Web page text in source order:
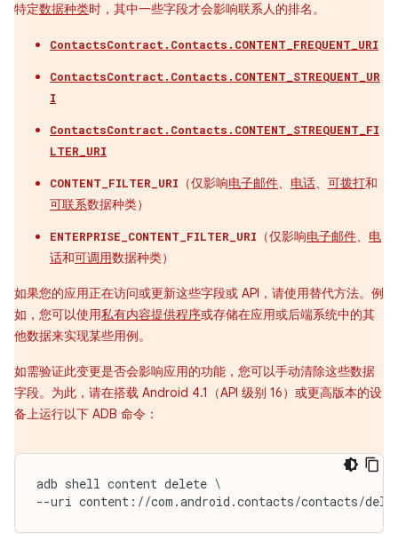
特定数据种类时，其中一些字段才会影响联系人的排名。
ContactsContract.Contacts.CONTENT_FREQUENT_URI
ContactsContract.Contacts.CONTENT_STREQUENT_UR
I
ContactsContract.Contacts.CONTENT_STREQUENT_FI
LTER_URI
CONTENT_FILTER_URI （仅影响电子邮件、 电话、 可拨打和
可联系数据种类）
ENTERPRISE_CONTENT_FILTER_URI （仅影响电子邮件、 电
话和可调用数据种类）
如果您的应用正在访问或更新这些字段或 API，请使用替代方法。例
如，您可以使用私有内容提供程序或存储在应用或后端系统中的其
他数据来实现某些用例。
如需验证此变更是否会影响应用的功能，您可以手动清除这些数据
字段。为此，请在搭载 Android 4.1（API 级别 16）或更高版本的设
备上运行以下 ADB 命令：
adb shell content delete \
--uri content://com.android.contacts/contacts/